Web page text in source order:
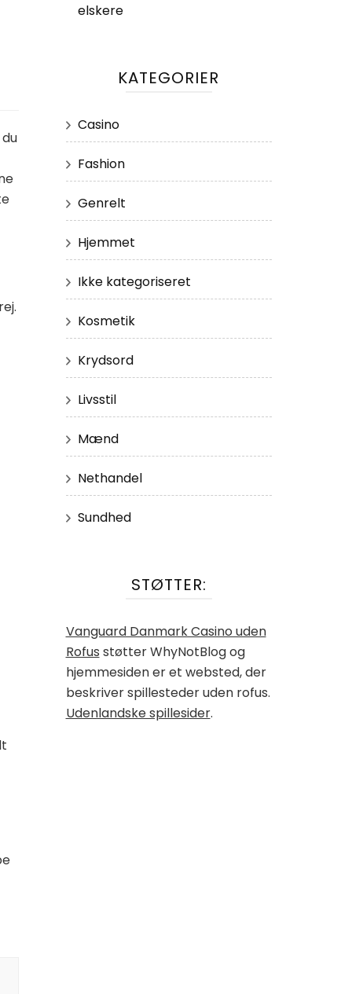
elskere
KATEGORIER
Casino
Fashion
Genrelt
Hjemmet
Ikke kategoriseret
Kosmetik
Krydsord
Livsstil
Mænd
Nethandel
Sundhed
STØTTER:
Vanguard Danmark Casino uden
Rofus støtter WhyNotBlog og
hjemmesiden er et websted, der
beskriver spillesteder uden rofus.
Udenlandske spillesider.